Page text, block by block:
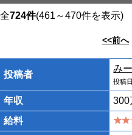
全724件(461～470件を表示)
<<前へ
投稿者
みー
投稿
年収
300
給料